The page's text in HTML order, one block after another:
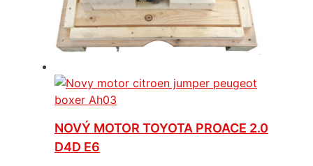
NOVÝ MOTOR TOYOTA PROACE 2.0
D4D E6